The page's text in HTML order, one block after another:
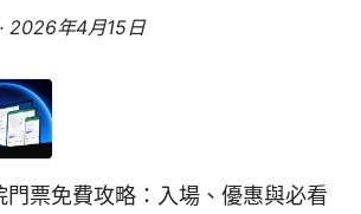
· 2026年4月15日
門票免費攻略：入場、優惠與必看